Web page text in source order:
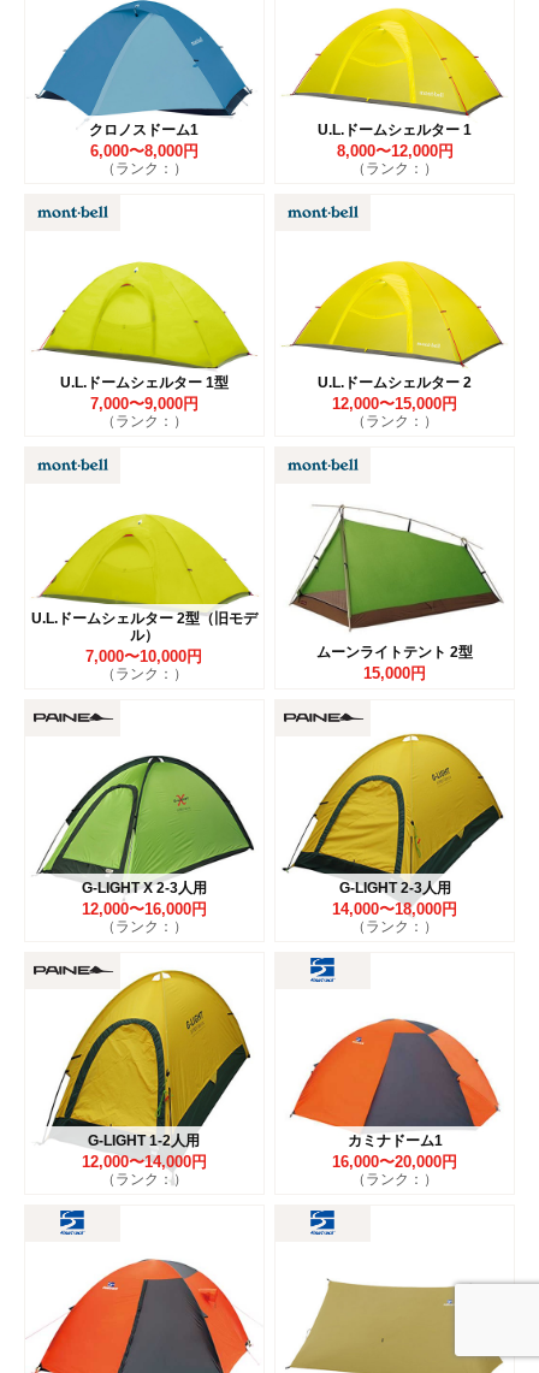
クロノスドーム1
6,000〜8,000円
（ランク：）
U.L.ドームシェルター 1
8,000〜12,000円
（ランク：）
U.L.ドームシェルター 1型
7,000〜9,000円
（ランク：）
U.L.ドームシェルター 2
12,000〜15,000円
（ランク：）
U.L.ドームシェルター 2型（旧モデ
ル）
7,000〜10,000円
（ランク：）
ムーンライトテント 2型
15,000円
G-LIGHT X 2-3人用
12,000〜16,000円
（ランク：）
G-LIGHT 2-3人用
14,000〜18,000円
（ランク：）
G-LIGHT 1-2人用
12,000〜14,000円
（ランク：）
カミナドーム1
16,000〜20,000円
（ランク：）